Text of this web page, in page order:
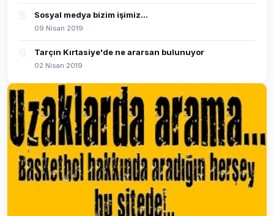
Sosyal medya bizim işimiz...
09 Nisan 2019
Tarçın Kırtasiye'de ne ararsan bulunuyor
02 Nisan 2019